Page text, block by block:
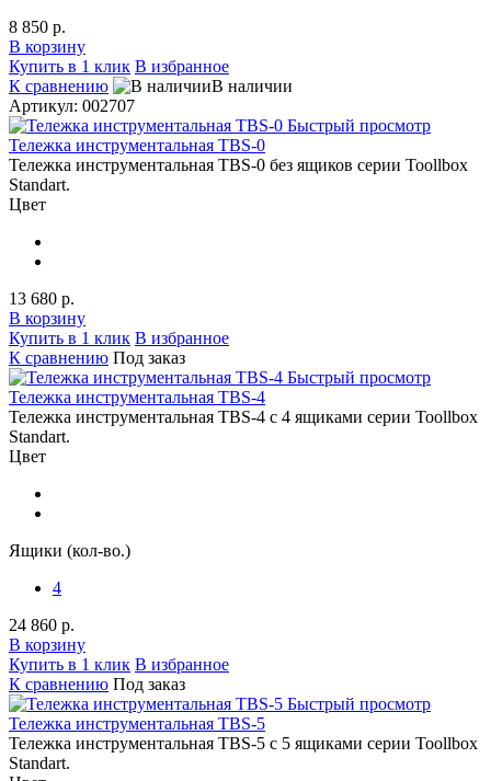
8 850 р.
В корзину
Купить в 1 клик В избранное
К сравнению
В наличии
Артикул: 002707
Быстрый просмотр
Тележка инструментальная TBS-0
Тележка инструментальная TBS-0 без ящиков серии Toollbox
Standart.
Цвет
13 680 р.
В корзину
Купить в 1 клик В избранное
К сравнению Под заказ
Быстрый просмотр
Тележка инструментальная TBS-4
Тележка инструментальная TBS-4 с 4 ящиками серии Toollbox
Standart.
Цвет
Ящики (кол-во.)
4
24 860 р.
В корзину
Купить в 1 клик В избранное
К сравнению Под заказ
Быстрый просмотр
Тележка инструментальная TBS-5
Тележка инструментальная TBS-5 с 5 ящиками серии Toollbox
Standart.